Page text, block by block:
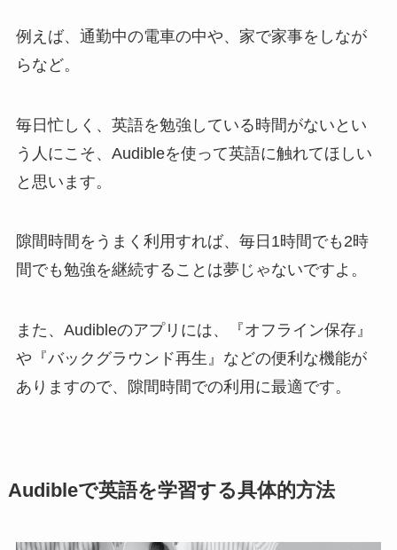
例えば、通勤中の電車の中や、家で家事をしなが
らなど。
毎日忙しく、英語を勉強している時間がないとい
う人にこそ、Audibleを使って英語に触れてほしい
と思います。
隙間時間をうまく利用すれば、毎日1時間でも2時
間でも勉強を継続することは夢じゃないですよ。
また、Audibleのアプリには、『オフライン保存』
や『バックグラウンド再生』などの便利な機能が
ありますので、隙間時間での利用に最適です。
Audibleで英語を学習する具体的方法